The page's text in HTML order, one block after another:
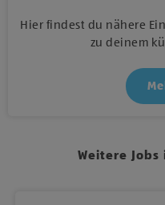
Hier findest du nähere
zu deinem
Weitere